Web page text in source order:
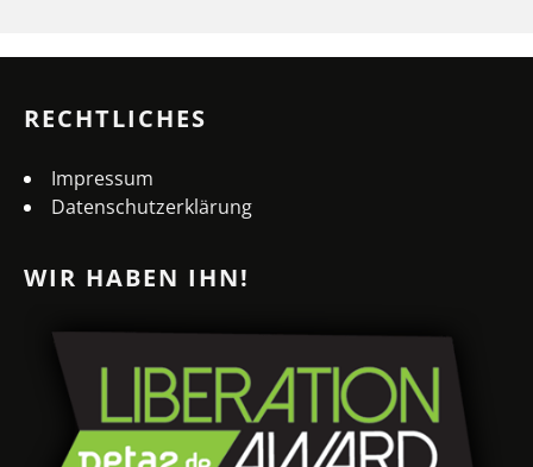
RECHTLICHES
Impressum
Datenschutzerklärung
WIR HABEN IHN!